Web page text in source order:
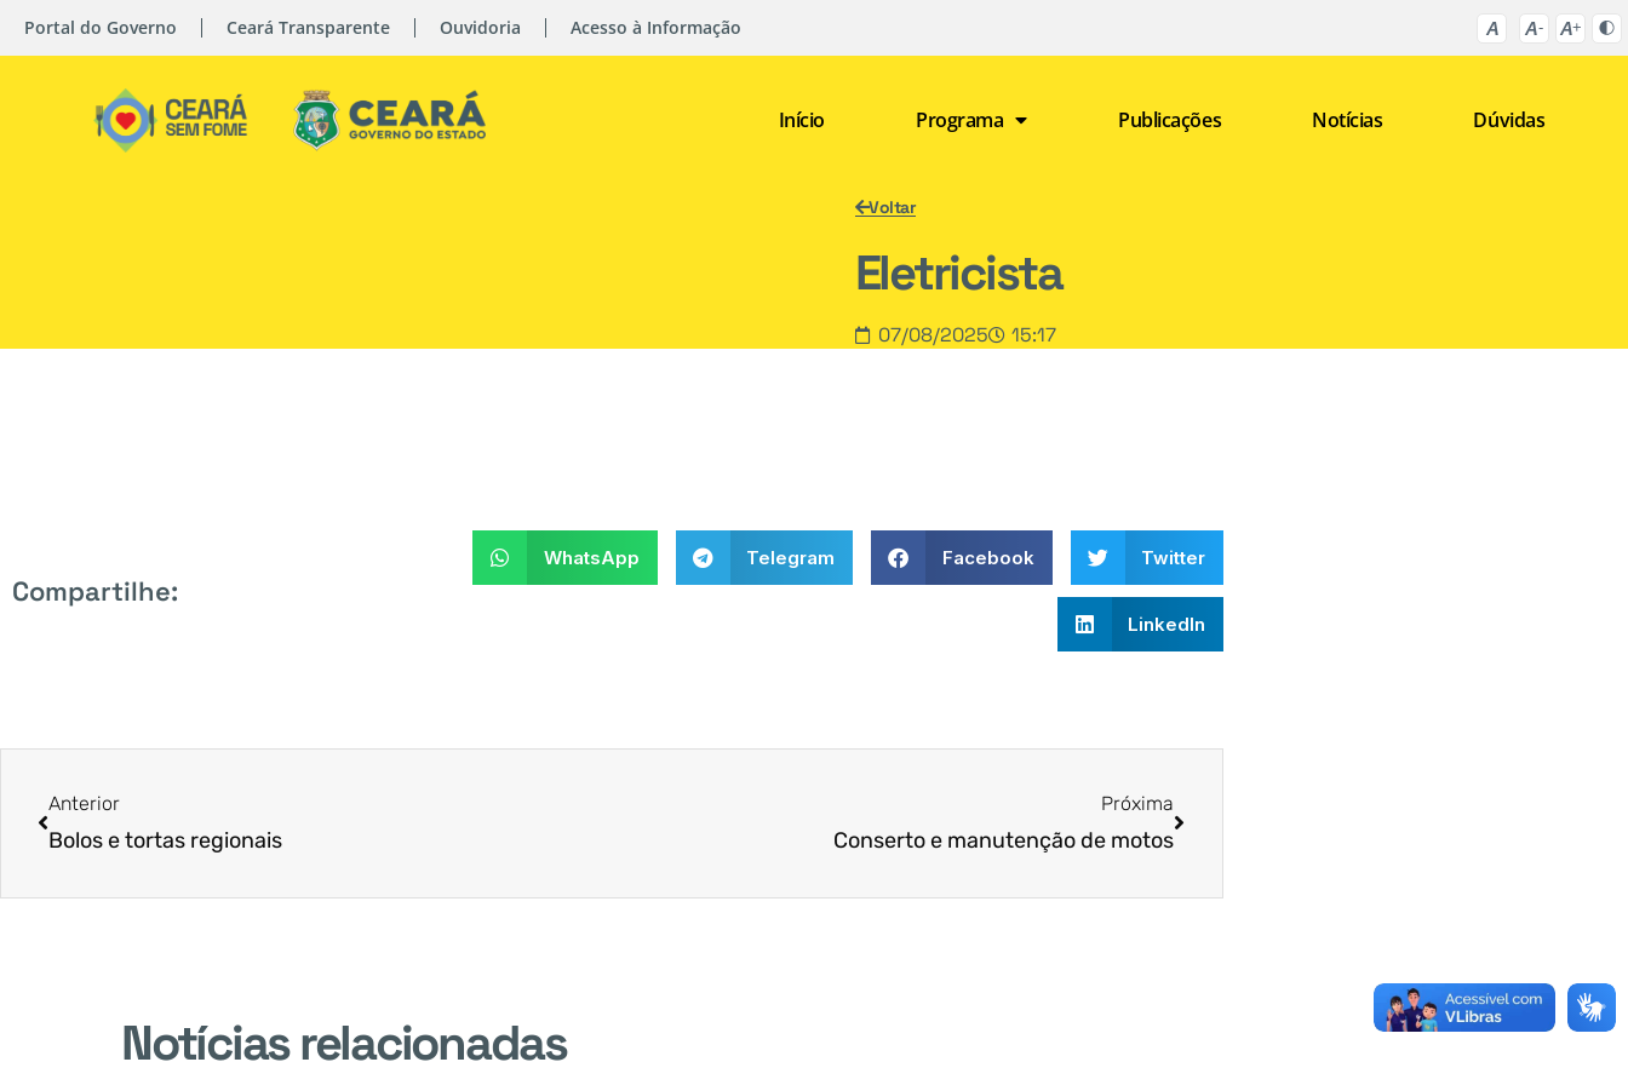
Portal do Governo Ceará Transparente Ouvidoria Acesso à Informação
Início Programa Publicações Notícias Dúvidas
Voltar
Eletricista
07/08/2025 15:17
Compartilhe:
WhatsApp Telegram Facebook Twitter
LinkedIn
Anterior
Bolos e tortas regionais
Próxima
Conserto e manutenção de motos
Notícias relacionadas